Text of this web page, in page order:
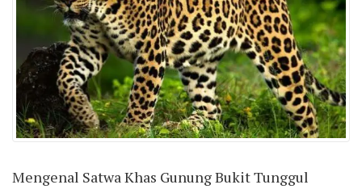
Mengenal Satwa Khas Gunung Bukit Tunggul